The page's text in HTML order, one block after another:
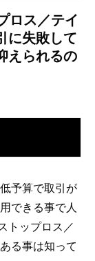
ロス／テイ
に失敗して
えられるの
予算で取引が
できる事で人
トップロス／
る事は知って